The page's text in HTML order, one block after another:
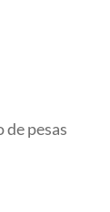
pesas